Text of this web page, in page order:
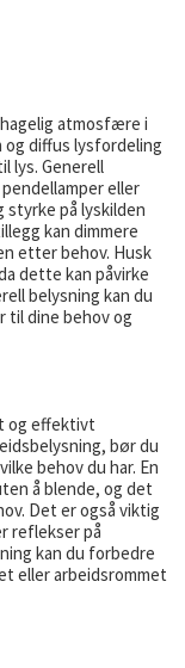
atmosfære i
diffus lysfordeling
lys. Generell
eller
på lyskilden
kan dimmere
etter behov. Husk
dette kan påvirke
belysning kan du
til dine behov og
og effektivt
bør du
behov du har. En
å blende, og det
Det er også viktig
reflekser på
kan du forbedre
eller arbeidsrommet